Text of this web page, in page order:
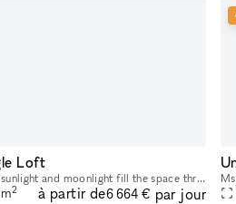
Loft
Natural sunlight and moonlight fill the space through our full wraparound floor-to-ceiling windows.
m2 à partir de6 664 € par jour